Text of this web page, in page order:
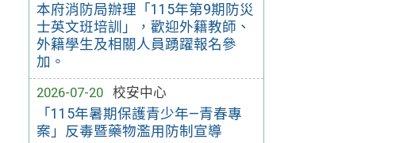
本府消防局辦理「115年第9期防災
士英文班培訓」，歡迎外籍教師、
外籍學生及相關人員踴躍報名參
加。
2026-07-20
校安中心
「115年暑期保護青少年—青春專
案」反毒暨藥物濫用防制宣導